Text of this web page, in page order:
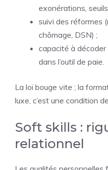
exonérations,
suivi des réformes
chômage, DSN) ;
capacité à
dans l’outil de paie.
La loi bouge vite ; la
luxe, c’est une condition
Soft skills :
relationnel